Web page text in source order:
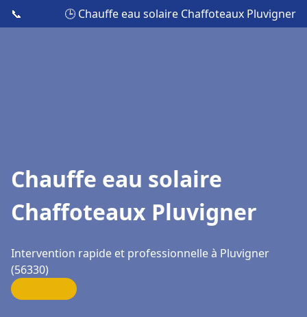
📞 🕒 Chauffe eau solaire Chaffoteaux Pluvigner
Chauffe eau solaire
Chaffoteaux Pluvigner
Intervention rapide et professionnelle à Pluvigner
(56330)